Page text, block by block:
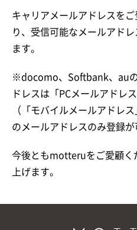
キャリアメールアドレスをご
り、受信可能なメールアド
ます。
※docomo、Softbank、au
ドレスは「PCメールアドレ
（「モバイルメールアドレ
のメールアドレスのみ登録が
今後ともmotteruをご愛顧く
上げます。